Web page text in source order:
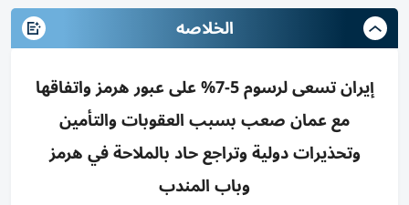
الخلاصه
إيران تسعى لرسوم 5-7% على عبور هرمز واتفاقها
مع عمان صعب بسبب العقوبات والتأمين
وتحذيرات دولية وتراجع حاد بالملاحة في هرمز
وباب المندب